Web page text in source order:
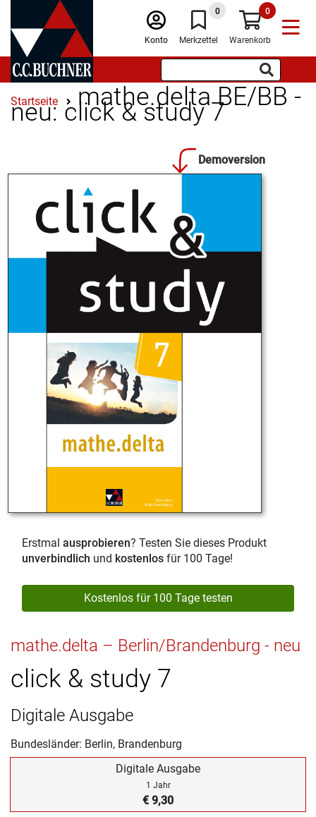
Konto
0
Merkzettel
0
Warenkorb
Startseite mathe.delta BE/BB -
neu: click & study 7
Demoversion
Erstmal ausprobieren? Testen Sie dieses Produkt
unverbindlich und kostenlos für 100 Tage!
Kostenlos für 100 Tage testen
mathe.delta – Berlin/Brandenburg - neu
click & study 7
Digitale Ausgabe
Bundesländer: Berlin, Brandenburg
Digitale Ausgabe
1 Jahr
€ 9,30